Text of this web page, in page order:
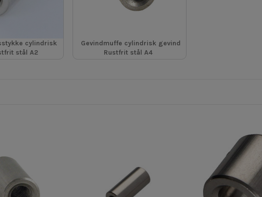
cylindrisk
stål A2
Gevindmuffe cylindrisk gevind
Rustfrit stål A4